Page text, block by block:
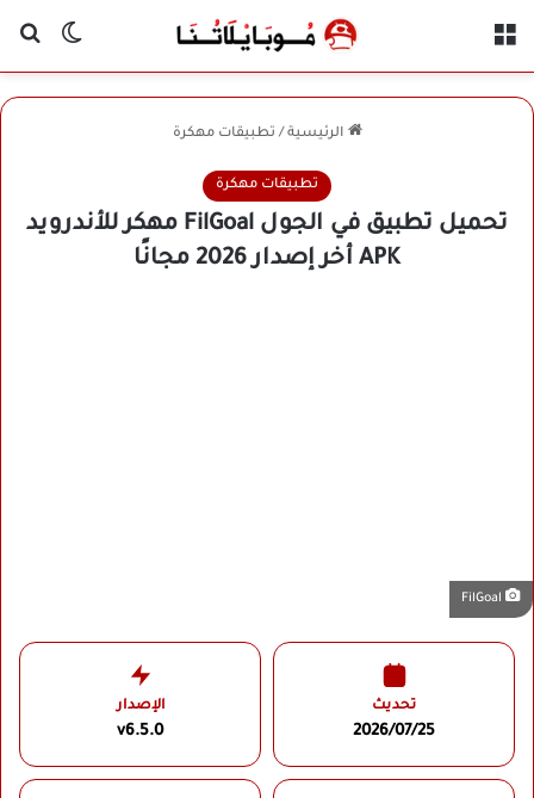
الوضع
الرئيسية / تطبيقات مهكرة
تطبيقات مهكرة
تحميل تطبيق في الجول FilGoal مهكر للأندرويد
APK أخر إصدار 2026 مجانًا
تحديث
2026/07/25
الإصدار
v6.5.0